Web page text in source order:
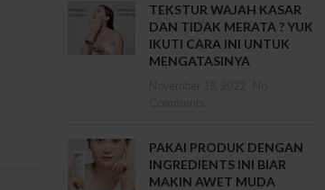
TEKSTUR WAJAH KASAR
DAN TIDAK MERATA ? YUK
IKUTI CARA INI UNTUK
MENGATASINYA
PAKAI PRODUK DENGAN
INGREDIENTS INI BIAR
MAKIN AWET MUDA